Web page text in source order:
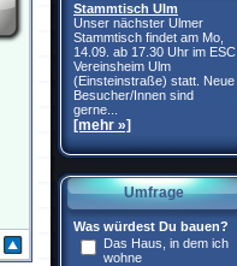
Stammtisch Ulm
Unser nächster Ulmer
Stammtisch findet am Mo,
14.09. ab 17.30 Uhr im ESC
Vereinsheim Ulm
(Einsteinstraße) statt. Neue
Besucher/Innen sind
gerne...
[mehr »]
Umfrage
Was würdest Du bauen?
Das Haus, in dem ich
wohne